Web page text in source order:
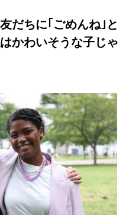
だちに｢ごめんね｣と
かわいそうな子じゃ